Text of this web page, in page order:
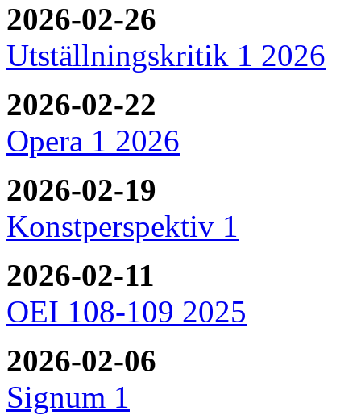
2026-02-26
Utställningskritik 1 2026
2026-02-22
Opera 1 2026
2026-02-19
Konstperspektiv 1
2026-02-11
OEI 108-109 2025
2026-02-06
Signum 1